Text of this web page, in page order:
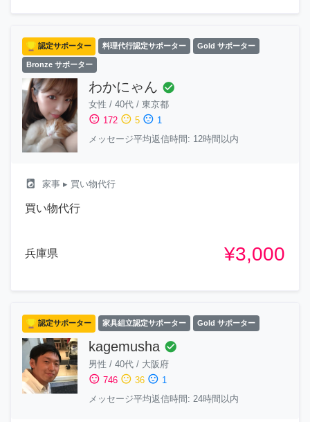
認定サポーター 料理代行認定サポーター Gold サポーター
Bronze サポーター
わかにゃん check_circle
女性 / 40代 / 東京都
sentiment_satisfied 172 sentiment_neutral 5 sentiment_dissatisfied 1
メッセージ平均返信時間: 12時間以内
local_laundry_service 家事 ▸ 買い物代行
買い物代行
兵庫県 ¥3,000
認定サポーター 家具組立認定サポーター Gold サポーター
kagemusha check_circle
男性 / 40代 / 大阪府
sentiment_satisfied 746 sentiment_neutral 36 sentiment_dissatisfied 1
メッセージ平均返信時間: 24時間以内